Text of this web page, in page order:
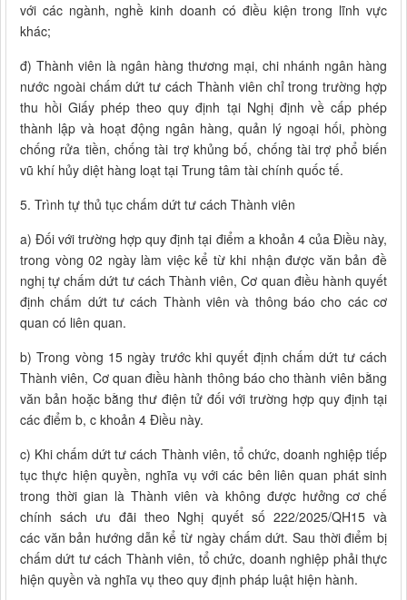
với các ngành, nghề kinh doanh có điều kiện trong lĩnh vực
khác;
đ) Thành viên là ngân hàng thương mại, chi nhánh ngân hàng
nước ngoài chấm dứt tư cách Thành viên chỉ trong trường hợp
thu hồi Giấy phép theo quy định tại Nghị định về cấp phép
thành lập và hoạt động ngân hàng, quản lý ngoại hối, phòng
chống rửa tiền, chống tài trợ khủng bố, chống tài trợ phổ biến
vũ khí hủy diệt hàng loạt tại Trung tâm tài chính quốc tế.
5. Trình tự thủ tục chấm dứt tư cách Thành viên
a) Đối với trường hợp quy định tại điểm a khoản 4 của Điều này,
trong vòng 02 ngày làm việc kể từ khi nhận được văn bản đề
nghị tự chấm dứt tư cách Thành viên, Cơ quan điều hành quyết
định chấm dứt tư cách Thành viên và thông báo cho các cơ
quan có liên quan.
b) Trong vòng 15 ngày trước khi quyết định chấm dứt tư cách
Thành viên, Cơ quan điều hành thông báo cho thành viên bằng
văn bản hoặc bằng thư điện tử đối với trường hợp quy định tại
các điểm b, c khoản 4 Điều này.
c) Khi chấm dứt tư cách Thành viên, tổ chức, doanh nghiệp tiếp
tục thực hiện quyền, nghĩa vụ với các bên liên quan phát sinh
trong thời gian là Thành viên và không được hưởng cơ chế
chính sách ưu đãi theo Nghị quyết số 222/2025/QH15 và
các văn bản hướng dẫn kể từ ngày chấm dứt. Sau thời điểm bị
chấm dứt tư cách Thành viên, tổ chức, doanh nghiệp phải thực
hiện quyền và nghĩa vụ theo quy định pháp luật hiện hành.